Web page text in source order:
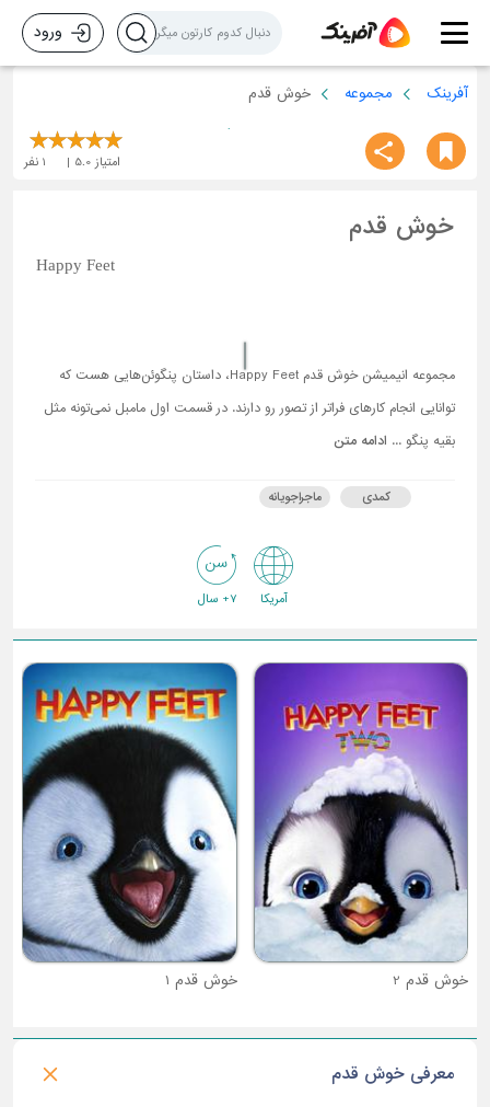
ورود
آفرینک مجموعه خوش قدم
امتیاز 5.0
1 نفر
خوش قدم
Happy Feet
مجموعه انیمیشن خوش قدم Happy Feet، داستان پنگوئن‌هایی هست که
توانایی انجام کارهای فراتر از تصور رو دارند. در قسمت اول مامبل نمی‌تونه مثل
بقیه پنگو ... ادامه متن
کمدی ماجراجویانه
آمریکا 7+ سال
خوش قدم 2 خوش قدم 1
معرفی خوش قدم